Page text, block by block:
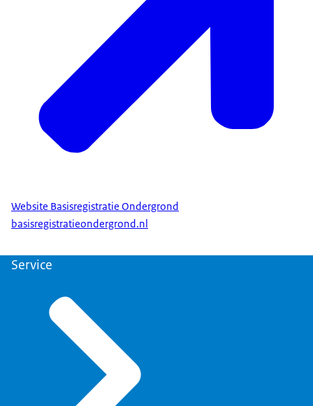
Website Basisregistratie Ondergrond
basisregistratieondergrond.nl
Service